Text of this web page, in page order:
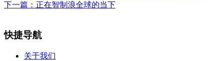
下一篇： 正在智制浪全球的当下
快捷导航
关于我们